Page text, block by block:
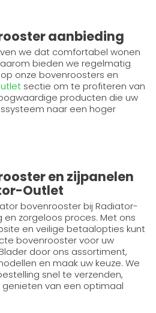
aanbieding
we dat comfortabel wonen
bieden we regelmatig
onze bovenroosters en
sectie om te profiteren van
producten die uw
naar een hoger
en zijpanelen
Outlet
bovenrooster bij Radiator-
zorgeloos proces. Met ons
en veilige betaalopties kunt
bovenrooster voor uw
door ons assortiment,
en maak uw keuze. We
snel te verzenden,
van een optimaal